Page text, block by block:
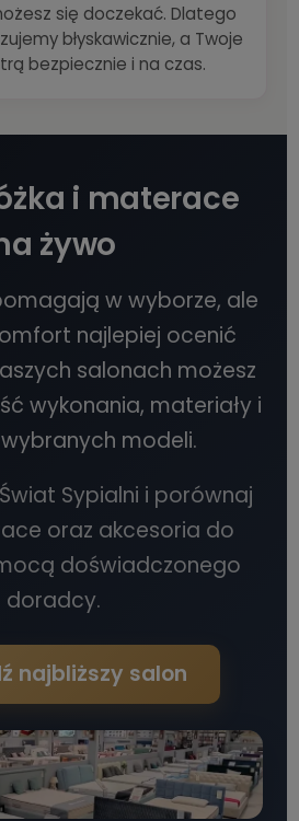
się doczekać. Dlatego
błyskawicznie, a Twoje
bezpiecznie i na czas.
i materace
żywo
w wyborze, ale
najlepiej ocenić
salonach możesz
wykonania, materiały i
modeli.
Sypialni i porównaj
oraz akcesoria do
doświadczonego
doradcy.
najbliższy salon